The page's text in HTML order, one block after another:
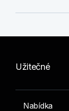
Užitečné
Nabídka